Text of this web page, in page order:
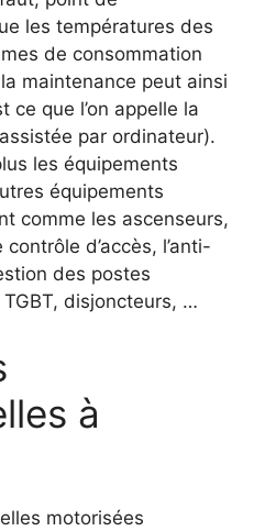
les températures des
de consommation
maintenance peut ainsi
ce que l’on appelle la
par ordinateur).
les équipements
équipements
comme les ascenseurs,
d’accès, l’anti-
des postes
TGBT, disjoncteurs, …
à
motorisées